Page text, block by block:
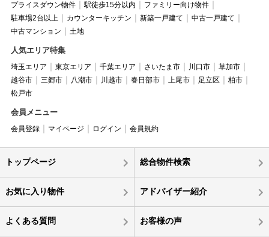
プライスダウン物件
駅徒歩15分以内
ファミリー向け物件
駐車場2台以上
カウンターキッチン 新築一戸建て
中古一戸建て
中古マンション
土地
人気エリア特集
埼玉エリア 東京エリア 千葉エリア さいたま市 川口市
草加市
越谷市
三郷市 八潮市 川越市 春日部市 上尾市 足立区
柏市
松戸市
会員メニュー
会員登録 マイページ ログイン 会員規約
トップページ 総合物件検索
お気に入り物件 アドバイザー紹介
よくある質問 お客様の声